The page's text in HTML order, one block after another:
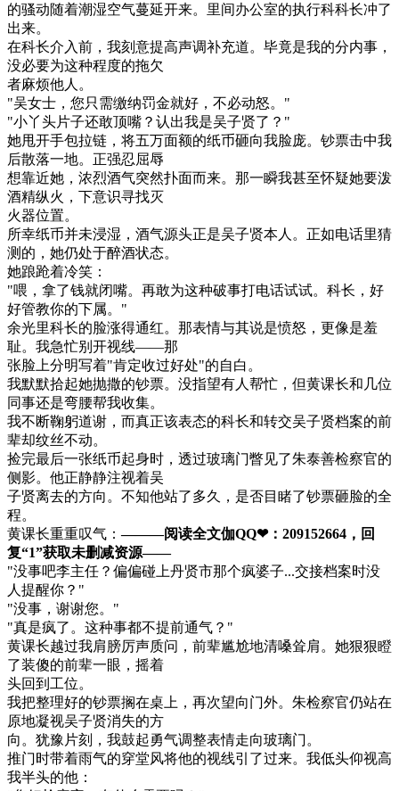
的骚动随着潮湿空气蔓延开来。里间办公室的执行科科长冲了
出来。
在科长介入前，我刻意提高声调补充道。毕竟是我的分内事，
没必要为这种程度的拖欠
者麻烦他人。
"吴女士，您只需缴纳罚金就好，不必动怒。"
"小丫头片子还敢顶嘴？认出我是吴子贤了？"
她甩开手包拉链，将五万面额的纸币砸向我脸庞。钞票击中我
后散落一地。正强忍屈辱
想靠近她，浓烈酒气突然扑面而来。那一瞬我甚至怀疑她要泼
酒精纵火，下意识寻找灭
火器位置。
所幸纸币并未浸湿，酒气源头正是吴子贤本人。正如电话里猜
测的，她仍处于醉酒状态。
她踉跄着冷笑：
"喂，拿了钱就闭嘴。再敢为这种破事打电话试试。科长，好
好管教你的下属。"
余光里科长的脸涨得通红。那表情与其说是愤怒，更像是羞
耻。我急忙别开视线——那
张脸上分明写着"肯定收过好处"的自白。
我默默拾起她抛撒的钞票。没指望有人帮忙，但黄课长和几位
同事还是弯腰帮我收集。
我不断鞠躬道谢，而真正该表态的科长和转交吴子贤档案的前
辈却纹丝不动。
捡完最后一张纸币起身时，透过玻璃门瞥见了朱泰善检察官的
侧影。他正静静注视着吴
子贤离去的方向。不知他站了多久，是否目睹了钞票砸脸的全
程。
黄课长重重叹气：———阅读全文伽QQ❤：209152664，回
复“1”获取未删减资源—​​​​—
"没事吧李主任？偏偏碰上丹贤市那个疯婆子...交接档案时没
人提醒你？"
"没事，谢谢您。"
"真是疯了。这种事都不提前通气？"
黄课长越过我肩膀厉声质问，前辈尴尬地清嗓耸肩。她狠狠瞪
了装傻的前辈一眼，摇着
头回到工位。
我把整理好的钞票搁在桌上，再次望向门外。朱检察官仍站在
原地凝视吴子贤消失的方
向。犹豫片刻，我鼓起勇气调整表情走向玻璃门。
推门时带着雨气的穿堂风将他的视线引了过来。我低头仰视高
我半头的他：